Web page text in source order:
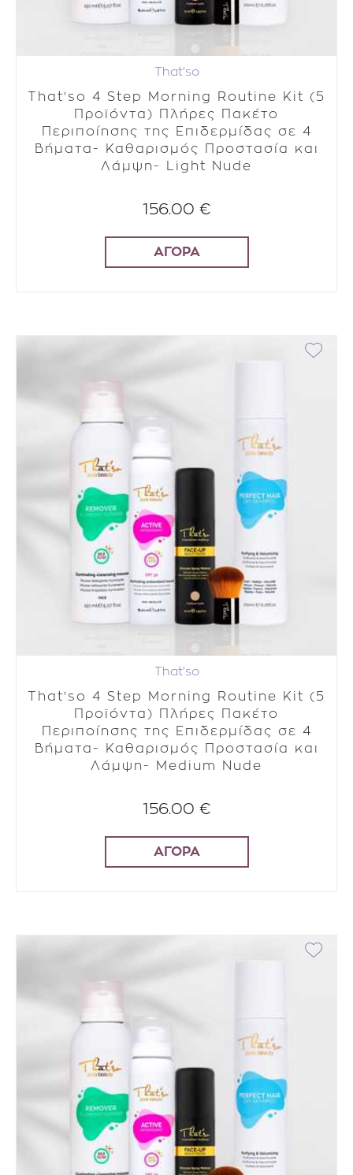
That'so
That'so 4 Step Morning Routine Kit (5
Προϊόντα) Πλήρες Πακέτο
Περιποίησης της Επιδερμίδας σε 4
Βήματα- Καθαρισμός Προστασία και
Λάμψη- Light Nude
156.00 €
ΑΓΟΡΑ
That'so
That'so 4 Step Morning Routine Kit (5
Προϊόντα) Πλήρες Πακέτο
Περιποίησης της Επιδερμίδας σε 4
Βήματα- Καθαρισμός Προστασία και
Λάμψη- Medium Nude
156.00 €
ΑΓΟΡΑ